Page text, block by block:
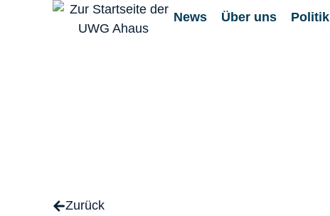
News Über uns Politik
Zurück